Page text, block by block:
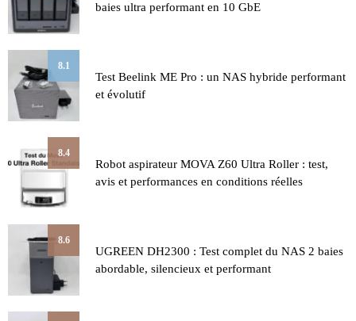
baies ultra performant en 10 GbE
8.1
Test Beelink ME Pro : un NAS hybride performant
et évolutif
8.4
Robot aspirateur MOVA Z60 Ultra Roller : test,
avis et performances en conditions réelles
8.6
UGREEN DH2300 : Test complet du NAS 2 baies
abordable, silencieux et performant